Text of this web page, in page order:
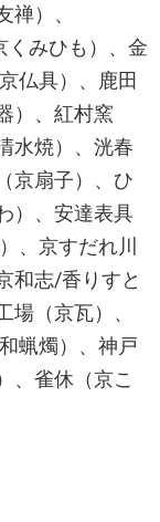
禅）、
くみひも）、金
仏具）、鹿田
）、紅村窯
水焼）、洸春
京扇子）、ひ
）、安達表具
、京すだれ川
和志/香りすと
場（京瓦）、
蝋燭）、神戸
、雀休（京こ